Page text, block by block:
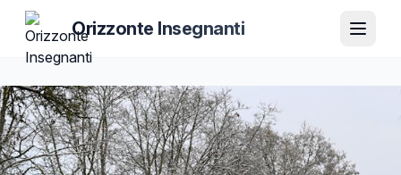
Orizzonte Insegnanti